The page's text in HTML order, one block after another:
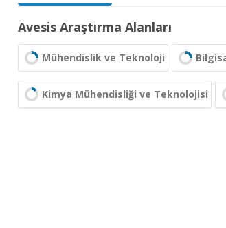
Avesis Araştırma Alanları
Mühendislik ve Teknoloji
Kimya Mühendisliği ve Teknolojisi